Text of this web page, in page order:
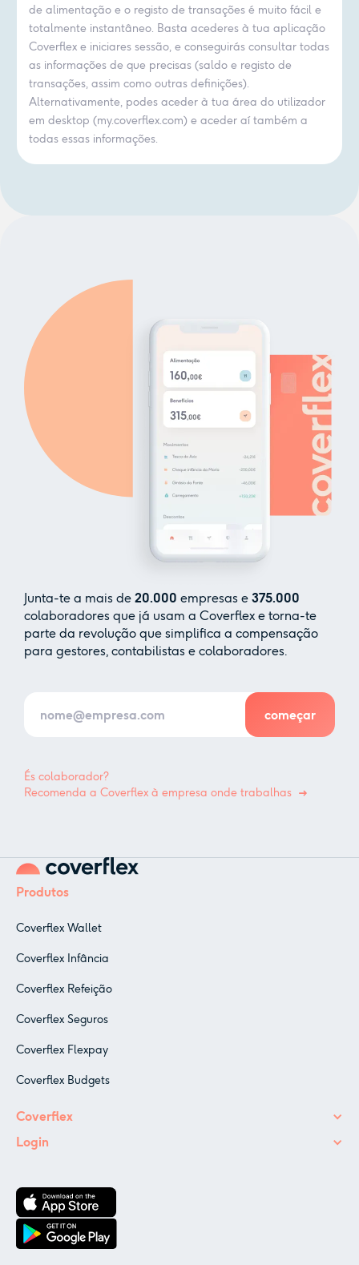
de alimentação e o registo de transações é muito fácil e
totalmente instantâneo. Basta acederes à tua aplicação
Coverflex e iniciares sessão, e conseguirás consultar todas
as informações de que precisas (saldo e registo de
transações, assim como outras definições).
Alternativamente, podes aceder à tua área do utilizador
em desktop (my.coverflex.com) e aceder aí também a
todas essas informações.
Junta-te a mais de 20.000 empresas e 375.000
colaboradores que já usam a Coverflex e torna-te
parte da revolução que simplifica a compensação
para gestores, contabilistas e colaboradores.
És colaborador?
Recomenda a Coverflex à empresa onde trabalhas
Produtos
Coverflex Wallet
Coverflex Infância
Coverflex Refeição
Coverflex Seguros
Coverflex Flexpay
Coverflex Budgets
Coverflex
Login